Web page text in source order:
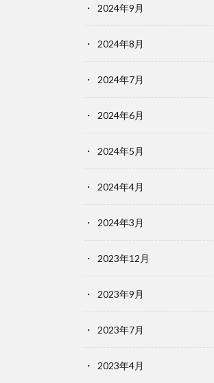
2024年9月
2024年8月
2024年7月
2024年6月
2024年5月
2024年4月
2024年3月
2023年12月
2023年9月
2023年7月
2023年4月